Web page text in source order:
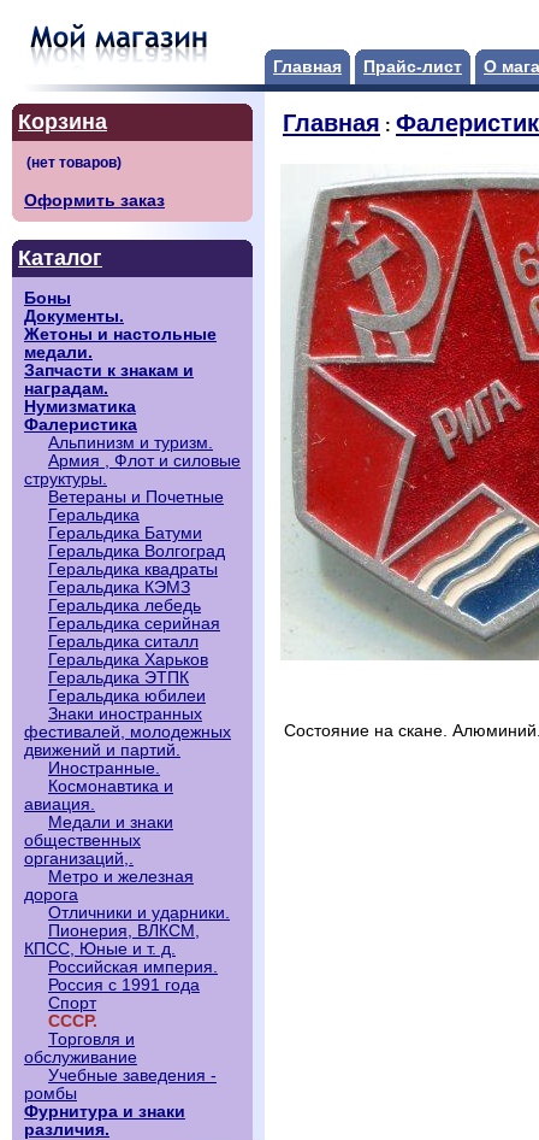
Главная Прайс-лист О
Корзина
Оформить заказ
Каталог
Боны
Документы.
Жетоны и настольные
медали.
Запчасти к знакам и
наградам.
Нумизматика
Фалеристика
Альпинизм и туризм.
Армия , Флот и силовые
структуры.
Ветераны и Почетные
Геральдика
Геральдика Батуми
Геральдика Волгоград
Геральдика квадраты
Геральдика КЭМЗ
Геральдика лебедь
Геральдика серийная
Геральдика ситалл
Геральдика Харьков
Геральдика ЭТПК
Геральдика юбилеи
Знаки иностранных
фестивалей, молодежных
движений и партий.
Иностранные.
Космонавтика и
авиация.
Медали и знаки
общественных
организаций,.
Метро и железная
дорога
Отличники и ударники.
Пионерия, ВЛКСМ,
КПСС, Юные и т. д.
Российская империя.
Россия с 1991 года
Спорт
СССР.
Торговля и
обслуживание
Учебные заведения -
ромбы
Фурнитура и знаки
различия.
Главная :
Состояние на скане.